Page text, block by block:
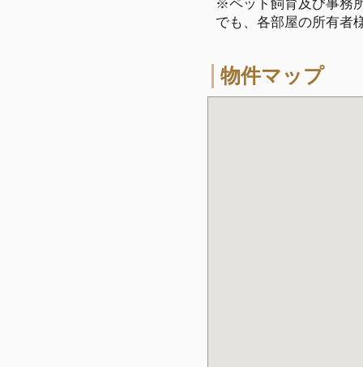
※ペット飼育及び事務
でも、各部屋の所有者
物件マップ